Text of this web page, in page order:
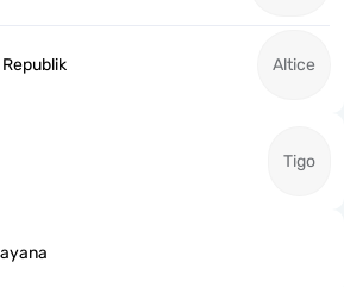
Altice
Tigo